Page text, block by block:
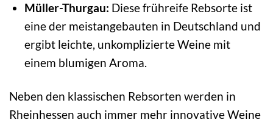
Müller-Thurgau: Diese frühreife Rebsorte ist
eine der meistangebauten in Deutschland und
ergibt leichte, unkomplizierte Weine mit
einem blumigen Aroma.
Neben den klassischen Rebsorten werden in
Rheinhessen auch immer mehr innovative Weine